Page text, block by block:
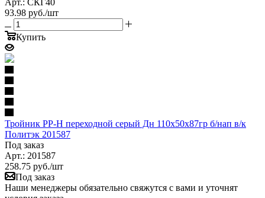
Арт.: СКГ40
93.98 руб./шт
Купить
Тройник PP-H переходной серый Дн 110х50х87гр б/нап в/к
Политэк 201587
Под заказ
Арт.: 201587
258.75 руб./шт
Под заказ
Наши менеджеры обязательно свяжутся с вами и уточнят